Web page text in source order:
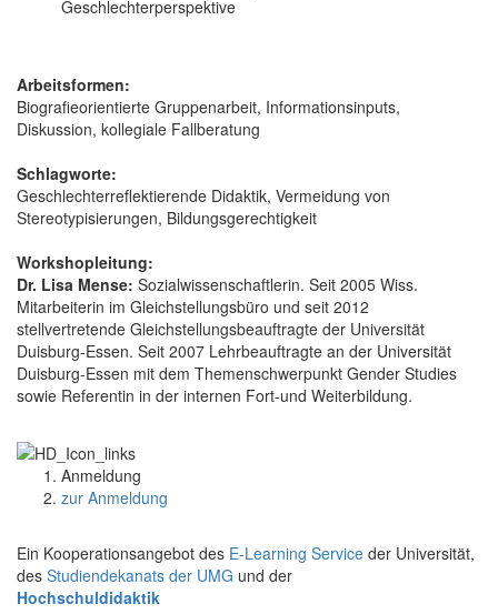
Geschlechterperspektive
Arbeitsformen:
Biografieorientierte Gruppenarbeit, Informationsinputs,
Diskussion, kollegiale Fallberatung
Schlagworte:
Geschlechterreflektierende Didaktik, Vermeidung von
Stereotypisierungen, Bildungsgerechtigkeit
Workshopleitung:
Dr. Lisa Mense: Sozialwissenschaftlerin. Seit 2005 Wiss.
Mitarbeiterin im Gleichstellungsbüro und seit 2012
stellvertretende Gleichstellungsbeauftragte der Universität
Duisburg-Essen. Seit 2007 Lehrbeauftragte an der Universität
Duisburg-Essen mit dem Themenschwerpunkt Gender Studies
sowie Referentin in der internen Fort-und Weiterbildung.
Anmeldung
zur Anmeldung
Ein Kooperationsangebot des E-Learning Service der Universität,
des Studiendekanats der UMG und der
Hochschuldidaktik